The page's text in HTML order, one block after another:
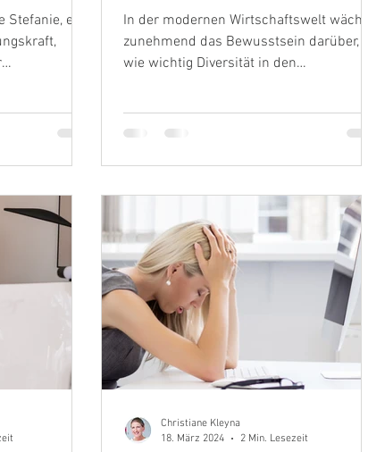
eine
In der modernen Wirtschaftswelt wächst
zunehmend das Bewusstsein darüber,
wie wichtig Diversität in den
Christiane Kleyna
18. März 2024
2 Min. Lesezeit